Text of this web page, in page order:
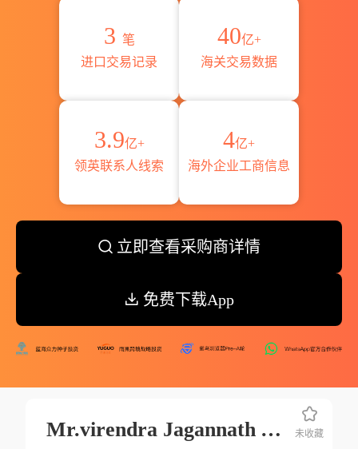
3 笔
进口交易记录
40亿+
海关交易数据
3.9亿+
领英联系人线索
4亿+
海外企业工商信息
立即查看采购商详情
免费下载App
Mr.virendra Jagannath Amritkar 未收藏